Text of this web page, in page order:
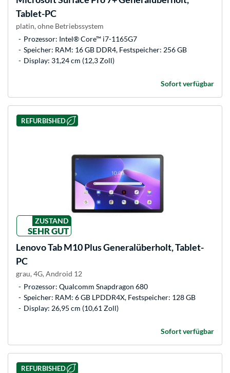
Tablet-PC
platin, ohne Betriebssystem
Prozessor: Intel® Core™ i7-1165G7
Speicher: RAM: 16 GB DDR4, Festspeicher: 256 GB
Display: 31,24 cm (12,3 Zoll)
Sofort verfügbar
REFURBISHED
ZUSTAND
SEHR GUT
LenovoTab M10 Plus Generalüberholt, Tablet-
PC
grau, 4G, Android 12
Prozessor: Qualcomm Snapdragon 680
Speicher: RAM: 6 GB LPDDR4X, Festspeicher: 128 GB
Display: 26,95 cm (10,61 Zoll)
Sofort verfügbar
REFURBISHED